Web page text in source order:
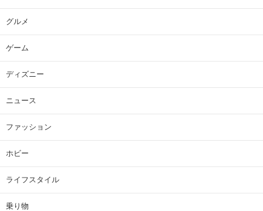
グルメ
ゲーム
ディズニー
ニュース
ファッション
ホビー
ライフスタイル
乗り物